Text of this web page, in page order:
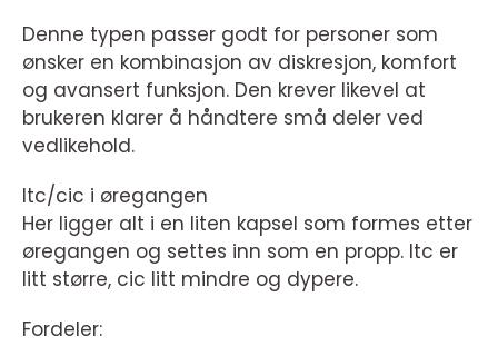
Denne typen passer godt for personer som
ønsker en kombinasjon av diskresjon, komfort
og avansert funksjon. Den krever likevel at
brukeren klarer å håndtere små deler ved
vedlikehold.
Itc/cic i øregangen
Her ligger alt i en liten kapsel som formes etter
øregangen og settes inn som en propp. Itc er
litt større, cic litt mindre og dypere.
Fordeler: